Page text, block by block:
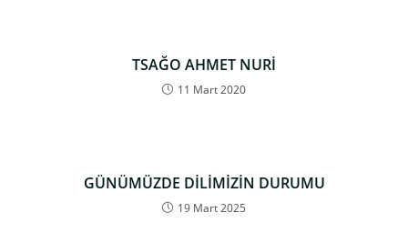
TSAĞO AHMET NURİ
11 Mart 2020
GÜNÜMÜZDE DİLİMİZİN DURUMU
19 Mart 2025